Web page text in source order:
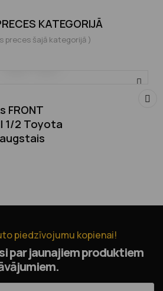
KATEGORIJĀ
preces šajā kategorijā )
FRONT
1/2 Toyota
piedzīvojumu kopienai!
par jaunajiem produktiem